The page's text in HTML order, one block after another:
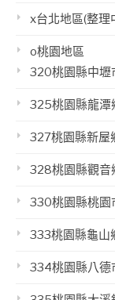
x台北地區(整理
o桃園地區
320桃園縣中壢
325桃園縣龍潭
327桃園縣新屋
328桃園縣觀音
330桃園縣桃園
333桃園縣龜山
334桃園縣八德